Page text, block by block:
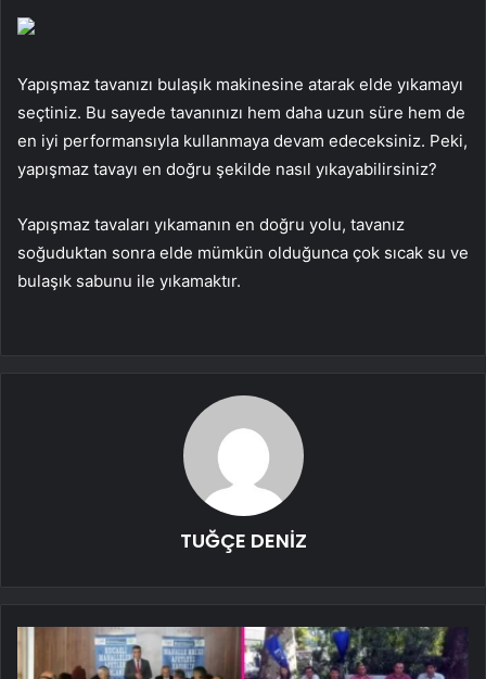
Yapışmaz tavanızı bulaşık makinesine atarak elde yıkamayı
seçtiniz. Bu sayede tavanınızı hem daha uzun süre hem de
en iyi performansıyla kullanmaya devam edeceksiniz. Peki,
yapışmaz tavayı en doğru şekilde nasıl yıkayabilirsiniz?
Yapışmaz tavaları yıkamanın en doğru yolu, tavanız
soğuduktan sonra elde mümkün olduğunca çok sıcak su ve
bulaşık sabunu ile yıkamaktır.
TUĞÇE DENİZ